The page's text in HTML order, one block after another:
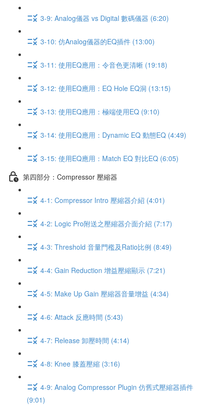
3-9: Analog儀器 vs Digital 數碼儀器 (6:20)
3-10: 仿Analog儀器的EQ插件 (13:00)
3-11: 使用EQ應用：令音色更清晰 (19:18)
3-12: 使用EQ應用：EQ Hole EQ洞 (13:15)
3-13: 使用EQ應用：極端使用EQ (9:10)
3-14: 使用EQ應用：Dynamic EQ 動態EQ (4:49)
3-15: 使用EQ應用：Match EQ 對比EQ (6:05)
第四部分：Compressor 壓縮器
4-1: Compressor Intro 壓縮器介紹 (4:01)
4-2: Logic Pro附送之壓縮器介面介紹 (7:17)
4-3: Threshold 音量門檻及Ratio比例 (8:49)
4-4: Gain Reduction 增益壓縮顯示 (7:21)
4-5: Make Up Gain 壓縮器音量增益 (4:34)
4-6: Attack 反應時間 (5:43)
4-7: Release 卸壓時間 (4:14)
4-8: Knee 膝蓋壓縮 (3:16)
4-9: Analog Compressor Plugin 仿舊式壓縮器插件
(9:01)